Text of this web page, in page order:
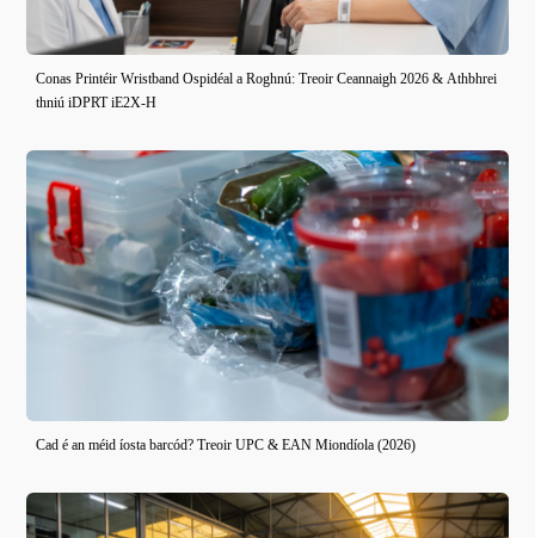
Conas Printéir Wristband Ospidéal a Roghnú: Treoir Ceannaigh 2026 & Athbhrei
thniú iDPRT iE2X-H
Cad é an méid íosta barcód? Treoir UPC & EAN Miondíola (2026)